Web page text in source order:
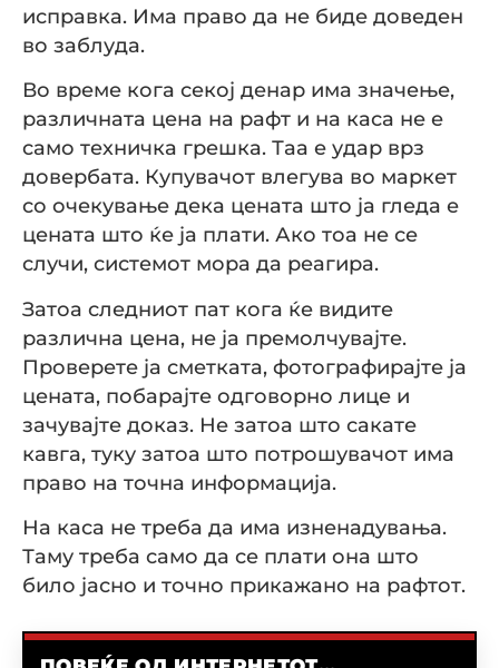
исправка. Има право да не биде доведен
во заблуда.
Во време кога секој денар има значење,
различната цена на рафт и на каса не е
само техничка грешка. Таа е удар врз
довербата. Купувачот влегува во маркет
со очекување дека цената што ја гледа е
цената што ќе ја плати. Ако тоа не се
случи, системот мора да реагира.
Затоа следниот пат кога ќе видите
различна цена, не ја премолчувајте.
Проверете ја сметката, фотографирајте ја
цената, побарајте одговорно лице и
зачувајте доказ. Не затоа што сакате
кавга, туку затоа што потрошувачот има
право на точна информација.
На каса не треба да има изненадувања.
Таму треба само да се плати она што
било јасно и точно прикажано на рафтот.